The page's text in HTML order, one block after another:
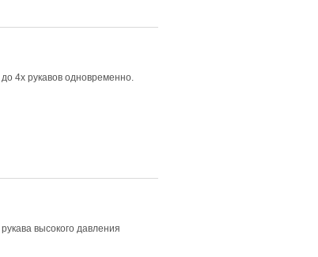
4х рукавов одновременно.
высокого давления